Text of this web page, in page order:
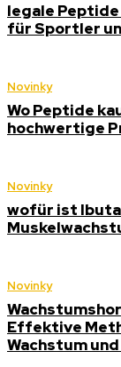
legale
für Sportler
Novinky
Wo Peptide
hochwertige
Novinky
wofür ist
Novinky
Effektive
Wachstum